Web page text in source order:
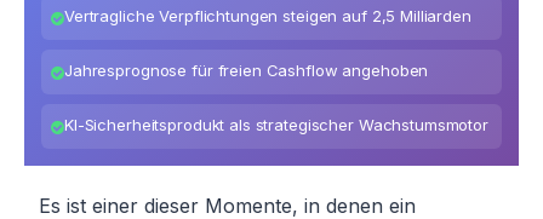
Vertragliche Verpflichtungen steigen auf 2,5 Milliarden
Jahresprognose für freien Cashflow angehoben
KI-Sicherheitsprodukt als strategischer Wachstumsmotor
Es ist einer dieser Momente, in denen ein